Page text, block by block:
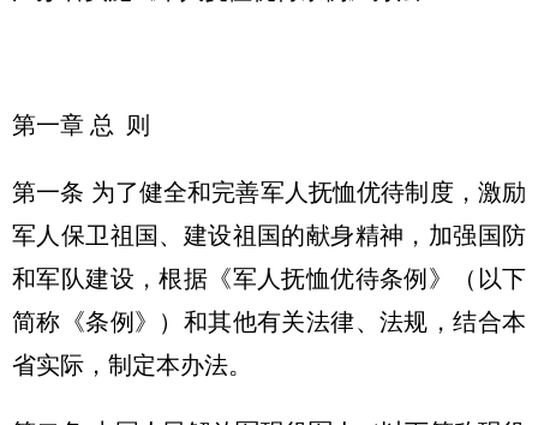
第一章 总 则
第一条 为了健全和完善军人抚恤优待制度，激励
军人保卫祖国、建设祖国的献身精神，加强国防
和军队建设，根据《军人抚恤优待条例》（以下
简称《条例》）和其他有关法律、法规，结合本
省实际，制定本办法。